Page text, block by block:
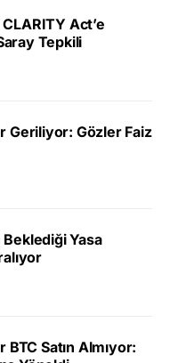
Act’e
Tepkili
Geriliyor: Gözler Faiz
Yasa
Satın Almıyor: